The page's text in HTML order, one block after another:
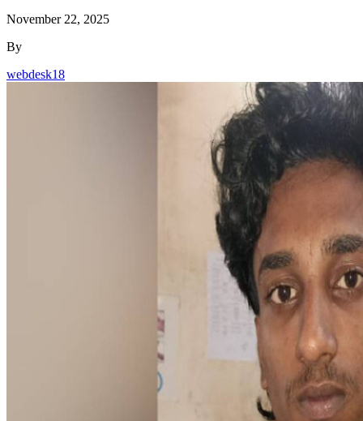
November 22, 2025
By
webdesk18